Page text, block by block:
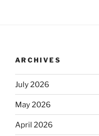
ARCHIVES
July 2026
May 2026
April 2026